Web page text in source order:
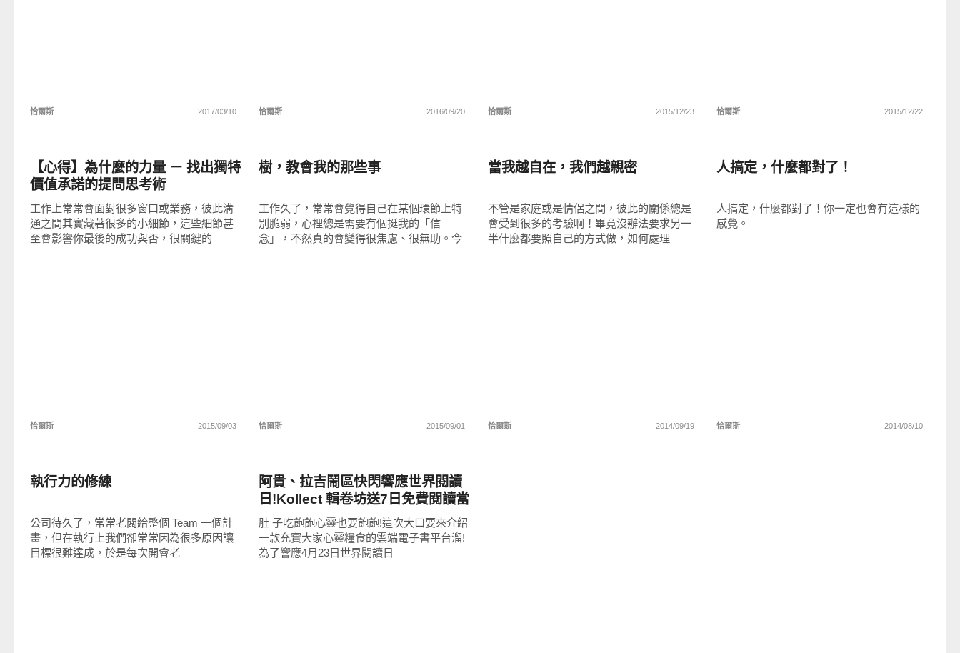
恰爾斯 2017/03/10 恰爾斯 2016/09/20 恰爾斯 2015/12/23 恰爾斯 2015/12/22
【心得】為什麼的力量 － 找出獨特
價值承諾的提問思考術
工作上常常會面對很多窗口或業務，彼此溝
通之間其實藏著很多的小細節，這些細節甚
至會影響你最後的成功與否，很關鍵的
恰爾斯 2015/09/03
樹，教會我的那些事
工作久了，常常會覺得自己在某個環節上特
別脆弱，心裡總是需要有個挺我的「信
念」，不然真的會變得很焦慮、很無助。今
恰爾斯 2015/09/01
當我越自在，我們越親密
不管是家庭或是情侶之間，彼此的關係總是
會受到很多的考驗啊！畢竟沒辦法要求另一
半什麼都要照自己的方式做，如何處理
恰爾斯 2014/09/19
人搞定，什麼都對了！
人搞定，什麼都對了！你一定也會有這樣的
感覺。
恰爾斯 2014/08/10
執行力的修練
公司待久了，常常老闆給整個 Team 一個計
畫，但在執行上我們卻常常因為很多原因讓
目標很難達成，於是每次開會老
阿貴、拉吉鬧區快閃響應世界閱讀
日!Kollect 輯卷坊送7日免費閱讀當
期熱門雜誌書籍!
肚 子吃飽飽心靈也要飽飽!這次大口要來介紹
一款充實大家心靈糧食的雲端電子書平台溜!
為了響應4月23日世界閱讀日